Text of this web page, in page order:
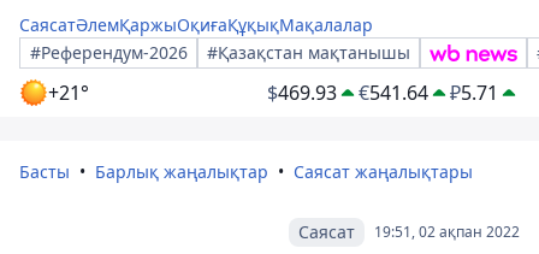
СаясатӘлемҚаржыОқиғаҚұқықМақалалар
#Референдум-2026
#Қазақстан мақтанышы
+21° $469.93 €541.64 ₽5.71
Басты Барлық жаңалықтар Саясат жаңалықтары
19:51, 02 ақпан 2022
Саясат